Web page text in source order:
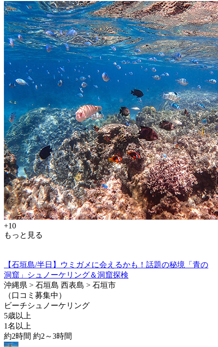
+10
もっと見る
【石垣島/半日】ウミガメに会えるかも！話題の秘境「青の
洞窟」シュノーケリング＆洞窟探検
沖縄県 > 石垣島 西表島 > 石垣市
（口コミ募集中）
ビーチシュノーケリング
5歳以上
1名以上
約2時間 約2～3時間